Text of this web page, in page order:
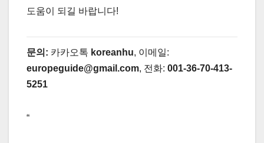
도움이 되길 바랍니다!
문의: 카카오톡 koreanhu, 이메일:
europeguide@gmail.com, 전화: 001-36-70-413-
5251
“